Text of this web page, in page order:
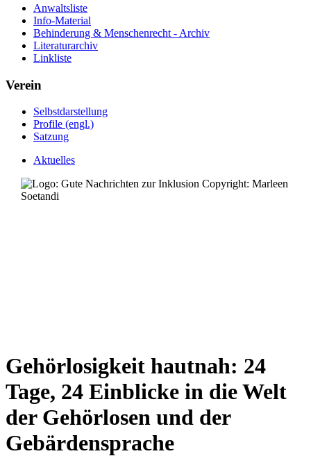
Anwaltsliste
Info-Material
Behinderung & Menschenrecht - Archiv
Literaturarchiv
Linkliste
Verein
Selbstdarstellung
Profile (engl.)
Satzung
Aktuelles
Gehörlosigkeit hautnah: 24
Tage, 24 Einblicke in die Welt
der Gehörlosen und der
Gebärdensprache